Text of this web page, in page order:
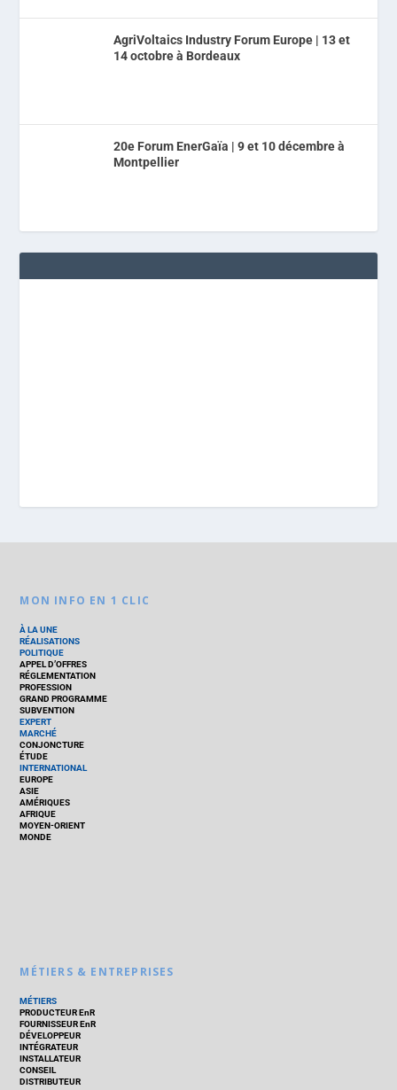
AgriVoltaics Industry Forum Europe | 13 et
14 octobre à Bordeaux
20e Forum EnerGaïa | 9 et 10 décembre à
Montpellier
MON INFO EN 1 CLIC
À LA UNE
RÉALISATIONS
POLITIQUE
APPEL D’OFFRES
RÉGLEMENTATION
PROFESSION
GRAND PROGRAMME
SUBVENTION
EXPERT
MARCHÉ
CONJONCTURE
ÉTUDE
INTERNATIONAL
EUROPE
ASIE
AMÉRIQUES
AFRIQUE
MOYEN-ORIENT
MONDE
MÉTIERS & ENTREPRISES
MÉTIERS
PRODUCTEUR EnR
FOURNISSEUR EnR
DÉVELOPPEUR
INTÉGRATEUR
INSTALLATEUR
CONSEIL
DISTRIBUTEUR